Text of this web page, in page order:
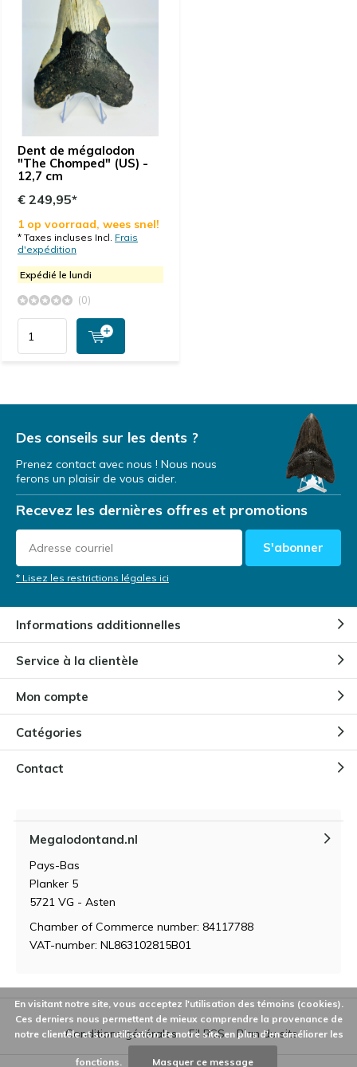
Dent de mégalodon
"The Chomped" (US) -
12,7 cm
€ 249,95*
1 op voorraad, wees snel!
* Taxes incluses Incl. Frais
d'expédition
Expédié le lundi
(0)
Des conseils sur les dents ?
Prenez contact avec nous ! Nous nous
ferons un plaisir de vous aider.
Recevez les dernières offres et promotions
S'abonner
* Lisez les restrictions légales ici
Informations additionnelles
Service à la clientèle
Mon compte
Catégories
Contact
Megalodontand.nl
Pays-Bas
Planker 5
5721 VG - Asten
Chamber of Commerce number: 84117788
VAT-number: NL863102815B01
Conditions générales Fil RSS Plan du site
En visitant notre site, vous acceptez l'utilisation des témoins (cookies).
Ces derniers nous permettent de mieux comprendre la provenance de
notre clientèle et son utilisation de notre site, en plus d'en améliorer les
fonctions. Masquer ce message